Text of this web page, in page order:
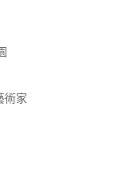
術家